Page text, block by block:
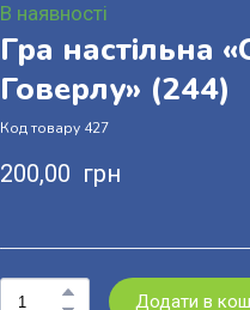
В наявності
Гра настільна
Говерлу» (244)
Код товару 427
200,00  грн
Додати в